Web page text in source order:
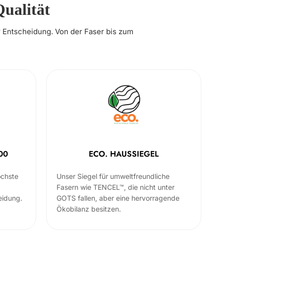
Von der Faser bis zum
ECO. HAUSSIEGEL
Unser Siegel für umweltfreundliche
Fasern wie TENCEL™, die nicht unter
GOTS fallen, aber eine hervorragende
Ökobilanz besitzen.